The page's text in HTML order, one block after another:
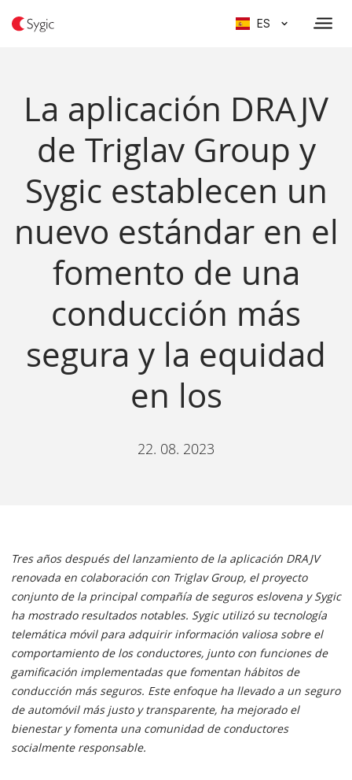
ES
La aplicación DRAJV
de Triglav Group y
Sygic establecen un
nuevo estándar en el
fomento de una
conducción más
segura y la equidad
en los
22. 08. 2023
Tres años después del lanzamiento de la aplicación DRAJV
renovada en colaboración con Triglav Group, el proyecto
conjunto de la principal compañía de seguros eslovena y Sygic
ha mostrado resultados notables. Sygic utilizó su tecnología
telemática móvil para adquirir información valiosa sobre el
comportamiento de los conductores, junto con funciones de
gamificación implementadas que fomentan hábitos de
conducción más seguros. Este enfoque ha llevado a un seguro
de automóvil más justo y transparente, ha mejorado el
bienestar y fomenta una comunidad de conductores
socialmente responsable.